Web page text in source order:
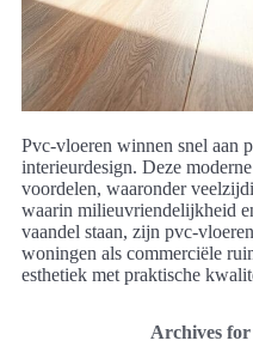
Pvc-vloeren winnen snel aan
interieurdesign. Deze
voordelen, waaronder
waarin milieuvriendelijkheid
vaandel staan, zijn pvc-
woningen als commerciële
esthetiek met praktische
Archives